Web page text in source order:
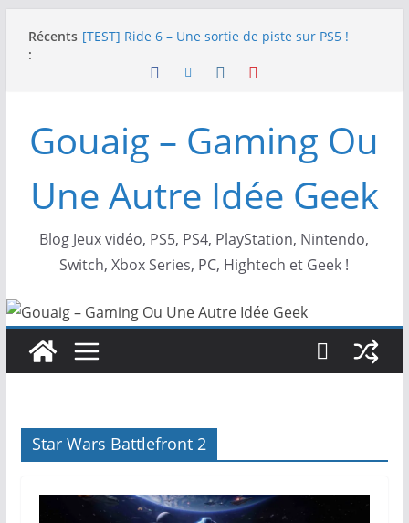
Récents
:
[TEST] Ride 6 – Une sortie de piste sur PS5 !
NEOGEO AES+ : La légende de l’arcade est de
SWITCH 2 : Nouveaux accessoires Turtle Beach X
Gouaig – Gaming Ou
Une Autre Idée Geek
Blog Jeux vidéo, PS5, PS4, PlayStation, Nintendo,
Switch, Xbox Series, PC, Hightech et Geek !
Star Wars Battlefront 2